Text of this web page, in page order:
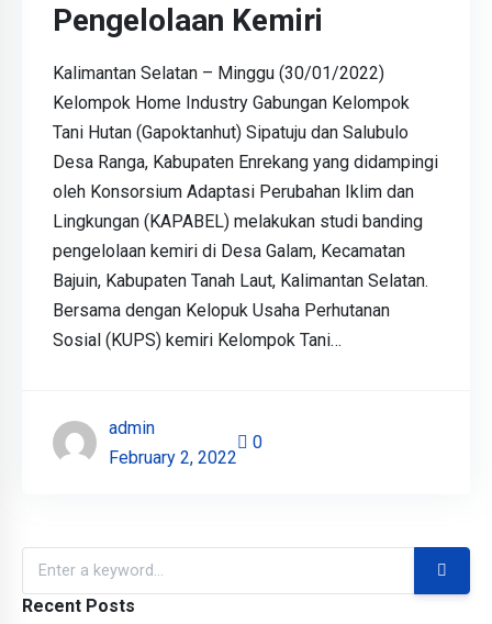
Pengelolaan Kemiri
Kalimantan Selatan – Minggu (30/01/2022)
Kelompok Home Industry Gabungan Kelompok
Tani Hutan (Gapoktanhut) Sipatuju dan Salubulo
Desa Ranga, Kabupaten Enrekang yang didampingi
oleh Konsorsium Adaptasi Perubahan Iklim dan
Lingkungan (KAPABEL) melakukan studi banding
pengelolaan kemiri di Desa Galam, Kecamatan
Bajuin, Kabupaten Tanah Laut, Kalimantan Selatan.
Bersama dengan Kelopuk Usaha Perhutanan
Sosial (KUPS) kemiri Kelompok Tani…
admin
February 2, 2022
0
Recent Posts